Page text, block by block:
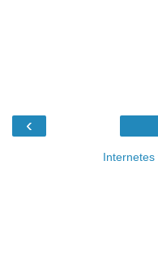
‹
Internetes